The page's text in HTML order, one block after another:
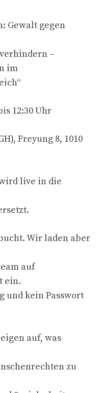
Gewalt gegen
–
im
12:30 Uhr
Freyung 8, 1010
live in die
Wir laden aber
auf
ein.
und kein Passwort
auf, was
zu